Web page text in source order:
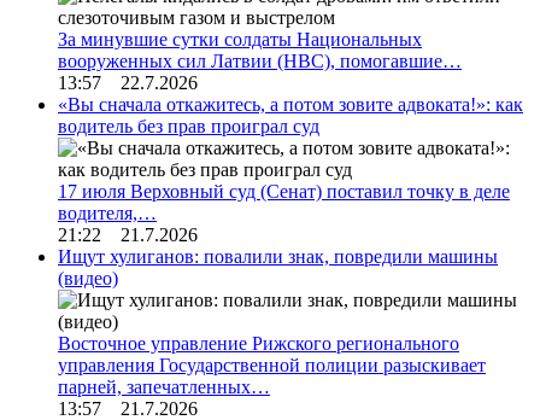
За минувшие сутки солдаты Национальных
вооруженных сил Латвии (НВС), помогавшие…
13:57 22.7.2026
«Вы сначала откажитесь, а потом зовите адвоката!»: как
водитель без прав проиграл суд
17 июля Верховный суд (Сенат) поставил точку в деле
водителя,…
21:22 21.7.2026
Ищут хулиганов: повалили знак, повредили машины
(видео)
Восточное управление Рижского регионального
управления Государственной полиции разыскивает
парней, запечатленных…
13:57 21.7.2026